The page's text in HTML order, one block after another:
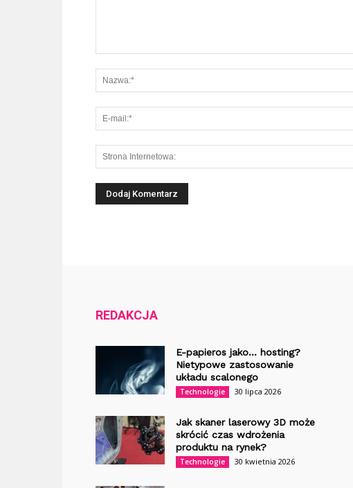
REDAKCJA
E-papieros jako… hosting?
Nietypowe zastosowanie
układu scalonego
Technologie 30 lipca 2026
Jak skaner laserowy 3D może
skrócić czas wdrożenia
produktu na rynek?
Technologie 30 kwietnia 2026